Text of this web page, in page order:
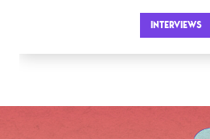
INTERVIEWS